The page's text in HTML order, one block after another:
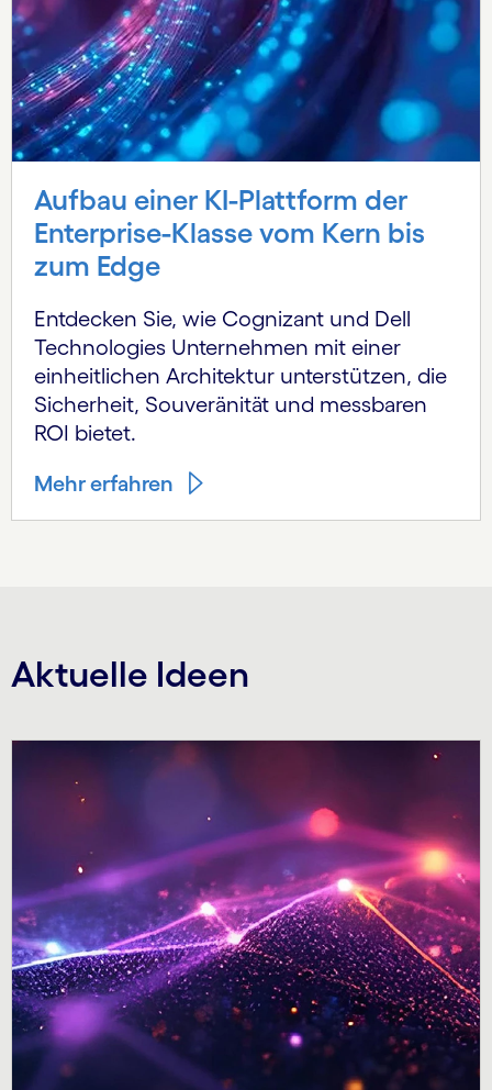
Aufbau einer KI-Plattform der
Enterprise-Klasse vom Kern bis
zum Edge
Entdecken Sie, wie Cognizant und Dell
Technologies Unternehmen mit einer
einheitlichen Architektur unterstützen, die
Sicherheit, Souveränität und messbaren
ROI bietet.
Mehr erfahren
Aktuelle Ideen